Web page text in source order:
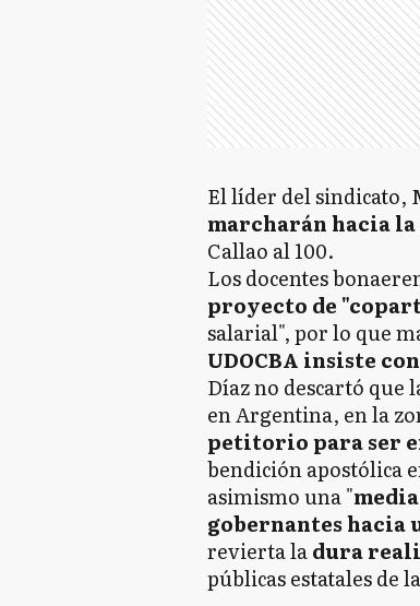
El líder del sindicato,
marcharán hacia
Callao al 100.
Los docentes
proyecto de
salarial", por lo que
UDOCBA insiste
Díaz no descartó que
en Argentina, en la
petitorio para ser
bendición apostólica
asimismo una "
gobernantes hacia
revierta ladura
públicas estatales de